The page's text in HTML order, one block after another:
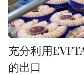
充分利用
的出口